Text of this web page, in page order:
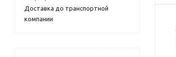
Доставка до транспортной
компании